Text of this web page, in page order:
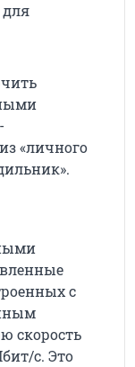
для
«личного
с
скорость
c. Это